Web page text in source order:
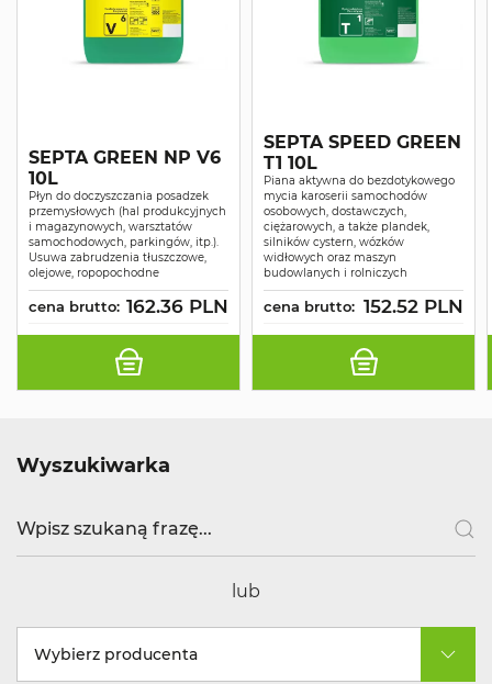
SEPTA GREEN NP V6
10L
Płyn do doczyszczania posadzek
przemysłowych (hal produkcyjnych
i magazynowych, warsztatów
samochodowych, parkingów, itp.).
Usuwa zabrudzenia tłuszczowe,
olejowe, ropopochodne
cena brutto: 162.36 PLN
SEPTA SPEED GREEN
T1 10L
Piana aktywna do bezdotykowego
mycia karoserii samochodów
osobowych, dostawczych,
ciężarowych, a także plandek,
silników cystern, wózków
widłowych oraz maszyn
budowlanych i rolniczych
cena brutto: 152.52 PLN
Wyszukiwarka
lub
Wybierz producenta